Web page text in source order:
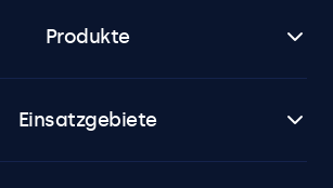
Produkte
Einsatzgebiete